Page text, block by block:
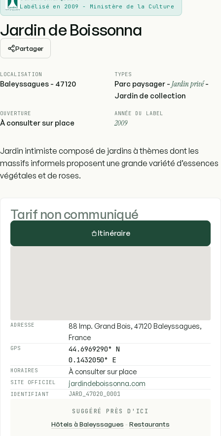
Labélisé en 2009 - Ministère de la Culture
Jardin de Boissonna
Partager
LOCALISATION
Baleyssagues - 47120
TYPES
Parc paysager - Jardin privé-
Jardin de collection
OUVERTURE
À consulter sur place
ANNÉE DU LABEL
2009
Jardin intimiste composé de jardins à thèmes dont les
massifs informels proposent une grande variété d’essences
végétales et de roses.
Tarif non communiqué
Itinéraire
ADRESSE
88 Imp. Grand Bois, 47120 Baleyssagues,
France
GPS
44.6969290° N
0.1432050° E
HORAIRES À consulter sur place
SITE OFFICIEL jardindeboissonna.com
IDENTIFIANT JARD_47020_0001
SUGGÉRÉ PRÈS D'ICI
Hôtels à Baleyssagues -Restaurants